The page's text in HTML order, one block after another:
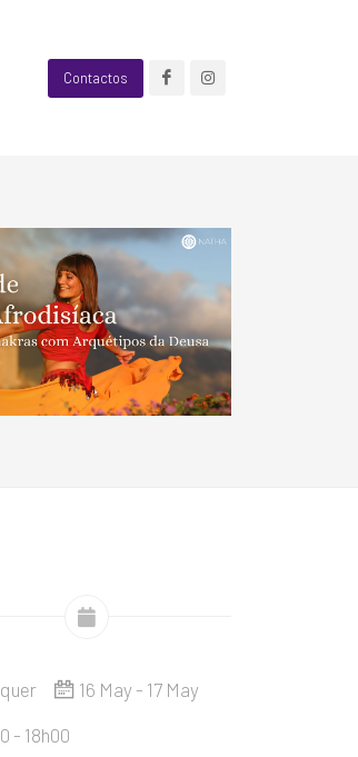
Contactos
16 May - 17 May
- 18h00